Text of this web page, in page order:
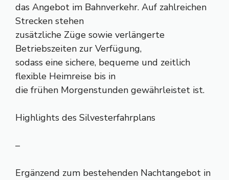
das Angebot im Bahnverkehr. Auf zahlreichen
Strecken stehen
zusätzliche Züge sowie verlängerte
Betriebszeiten zur Verfügung,
sodass eine sichere, bequeme und zeitlich
flexible Heimreise bis in
die frühen Morgenstunden gewährleistet ist.
Highlights des Silvesterfahrplans
–
Ergänzend zum bestehenden Nachtangebot in